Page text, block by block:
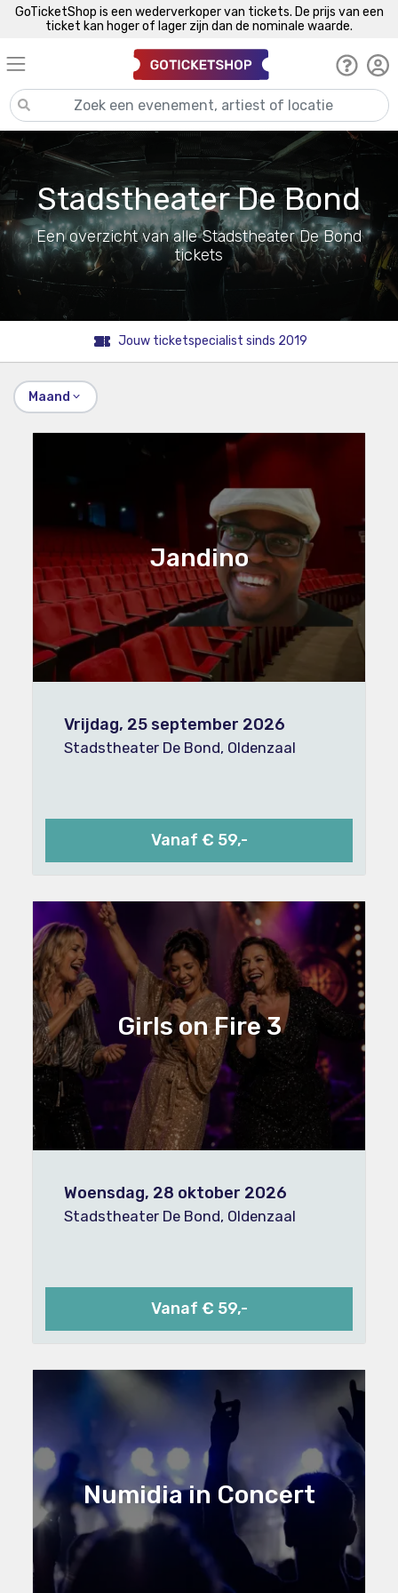
GoTicketShop is een wederverkoper van tickets. De prijs van een
ticket kan hoger of lager zijn dan de nominale waarde.
Stadstheater De Bond
Een overzicht van alle Stadstheater De Bond
tickets
Jouw ticketspecialist sinds 2019
Maand
Jandino
Vrijdag, 25 september 2026
Stadstheater De Bond, Oldenzaal
Vanaf € 59,-
Girls on Fire 3
Woensdag, 28 oktober 2026
Stadstheater De Bond, Oldenzaal
Vanaf € 59,-
Numidia in Concert